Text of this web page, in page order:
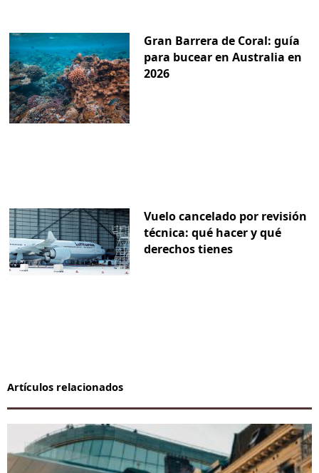
Gran Barrera de Coral: guía
para bucear en Australia en
2026
Vuelo cancelado por revisión
técnica: qué hacer y qué
derechos tienes
Artículos relacionados